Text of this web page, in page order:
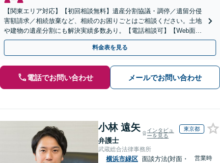
【関東エリア対応】【初回相談無料】遺産分割協議・調停／遺留分侵
害額請求／相続放棄など、相続のお困りごとはご相談ください。土地
や建物の遺産分割にも解決実績多数あり。【電話相談可】【Web面談
可】遺言書作成や財産の整理など生前対策もサポート
料金表を見る
電話でお問い合わせ メールでお問い合わせ
小林 遠矢
弁護士
インタビュ
ーを見る
東京都
武蔵総合法律事務所
横浜市緑区 面談方法(対面・
営業時